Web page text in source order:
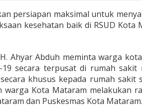
persiapan maksimal untuk
kesehatan baik di RSUD Kota
Ahyar Abduh meminta warga
19 secara terpusat di rumah sakit
khusus kepada rumah sakit
warga Kota Mataram melakukan
dan Puskesmas Kota Mataram.